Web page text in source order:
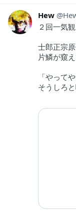
Hew
２回一気観
士郎正宗
片鱗が窺
「やって
そうしろ